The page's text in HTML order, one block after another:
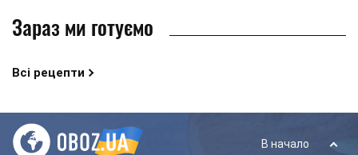
Зараз ми готуємо
Всі рецепти
В начало